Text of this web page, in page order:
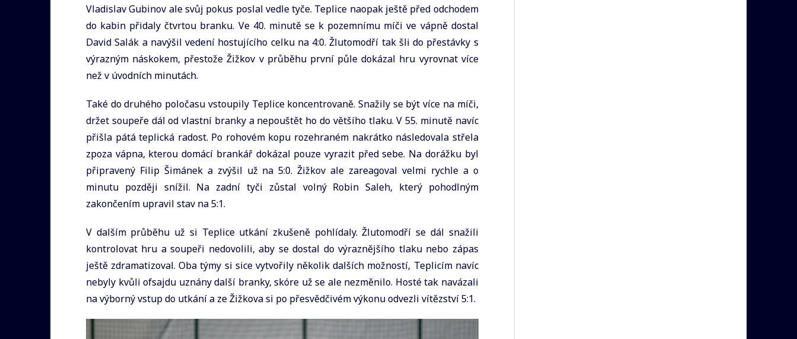
Vladislav Gubinov ale svůj pokus poslal vedle tyče. Teplice naopak ještě před odchodem
do kabin přidaly čtvrtou branku. Ve 40. minutě se k pozemnímu míči ve vápně dostal
David Salák a navýšil vedení hostujícího celku na 4:0. Žlutomodří tak šli do přestávky s
výrazným náskokem, přestože Žižkov v průběhu první půle dokázal hru vyrovnat více
než v úvodních minutách.
Také do druhého poločasu vstoupily Teplice koncentrovaně. Snažily se být více na míči,
držet soupeře dál od vlastní branky a nepouštět ho do většího tlaku. V 55. minutě navíc
přišla pátá teplická radost. Po rohovém kopu rozehraném nakrátko následovala střela
zpoza vápna, kterou domácí brankář dokázal pouze vyrazit před sebe. Na dorážku byl
připravený Filip Šimánek a zvýšil už na 5:0. Žižkov ale zareagoval velmi rychle a o
minutu později snížil. Na zadní tyči zůstal volný Robin Saleh, který pohodlným
zakončením upravil stav na 5:1.
V dalším průběhu už si Teplice utkání zkušeně pohlídaly. Žlutomodří se dál snažili
kontrolovat hru a soupeři nedovolili, aby se dostal do výraznějšího tlaku nebo zápas
ještě zdramatizoval. Oba týmy si sice vytvořily několik dalších možností, Teplicím navíc
nebyly kvůli ofsajdu uznány další branky, skóre už se ale nezměnilo. Hosté tak navázali
na výborný vstup do utkání a ze Žižkova si po přesvědčivém výkonu odvezli vítězství 5:1.